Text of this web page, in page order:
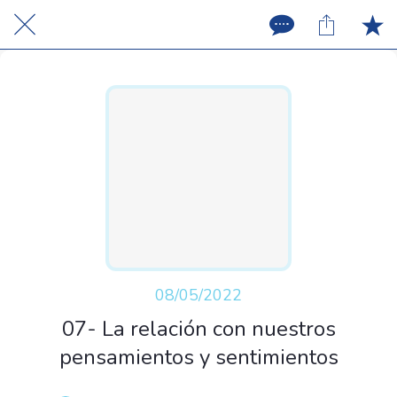
08/05/2022
07- La relación con nuestros
pensamientos y sentimientos